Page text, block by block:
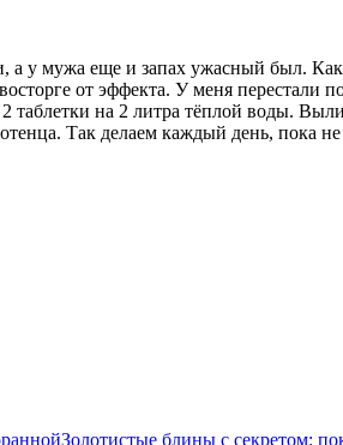
у мужа еще и запах ужасный был.
от эффекта. У меня перестали
таблетки на 2 литра тёплой воды.
Так делаем каждый день, пока не
Золотистые блины с секретом: